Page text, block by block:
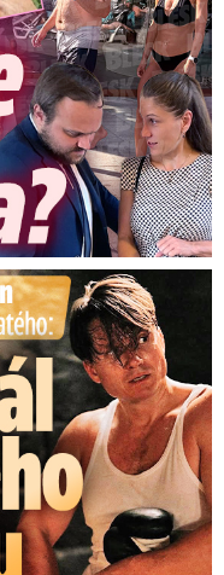
listopadu
lidí používá
listopadu.
června.
měsíce 938
problémy s
systém pro
mají
PCR testů
však na
si svého tátu